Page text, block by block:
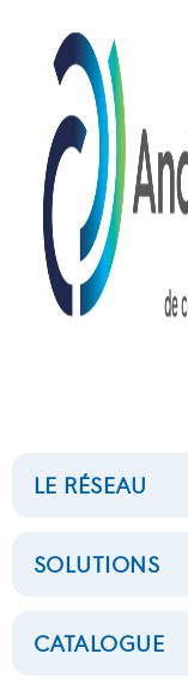
LE RÉSEAU
SOLUTIONS
CATALOGUE
70L